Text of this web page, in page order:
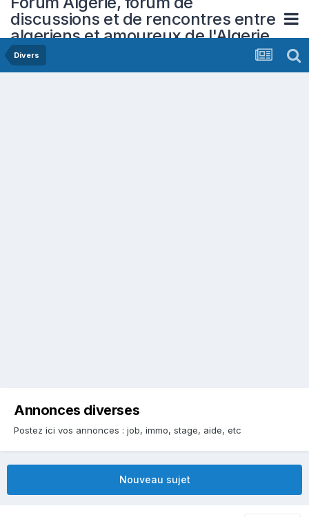
discussions et de rencontres entre
algeriens et amoureux de l'Algerie
Divers
Annonces diverses
Postez ici vos annonces : job, immo, stage, aide, etc
Nouveau sujet